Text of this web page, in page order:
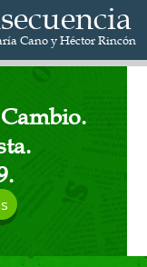
Cano y Héctor Rincón